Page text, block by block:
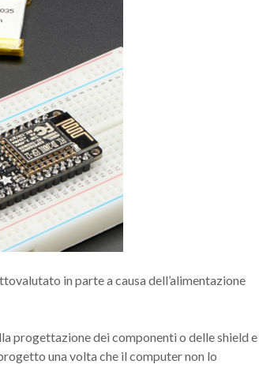
in parte a causa dell’alimentazione
progettazione dei componenti o delle shield e
una volta che il computer non lo